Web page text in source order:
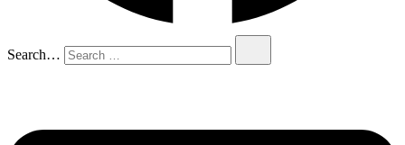
Search…